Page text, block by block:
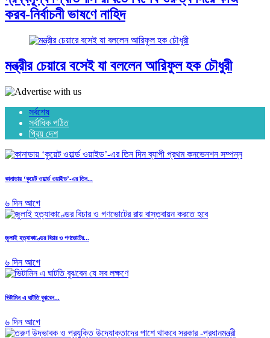
করব-নির্বাচনী ভাষণে নাহিদ
মন্ত্রীর চেয়ারে বসেই যা বললেন আরিফুল হক চৌধুরী
সর্বশেষ
সর্বাধিক পঠিত
প্রিয় দেশ
কানাডায় ‘কুয়েট ওয়ার্ল্ড ওয়াইড’-এর তিন...
৬ দিন আগে
জুলাই হত্যাকাণ্ডের বিচার ও গণভোটের...
৬ দিন আগে
ভিটামিন এ ঘাটতি বুঝবেন...
৬ দিন আগে